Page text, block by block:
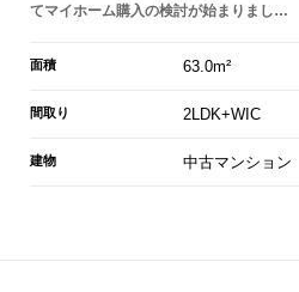
てマイホーム購入の検討が始まりまし…
面積 63.0m²
間取り 2LDK+WIC
建物 中古マンション